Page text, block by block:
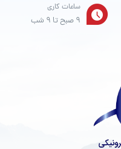
ساعات کاری
9 صبح تا 9 شب